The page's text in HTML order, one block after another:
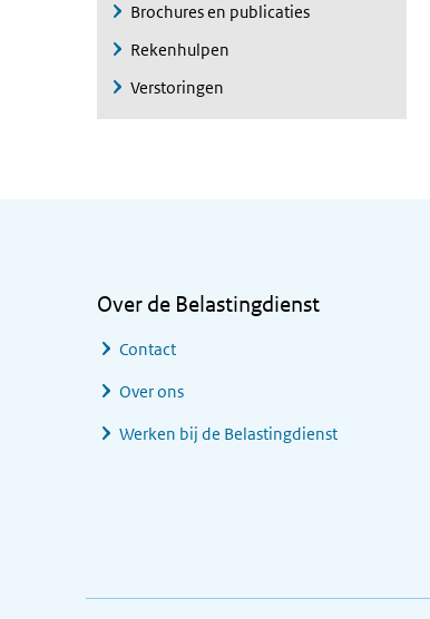
Brochures en publicaties
Rekenhulpen
Verstoringen
Over de Belastingdienst
Contact
Over ons
Werken bij de Belastingdienst